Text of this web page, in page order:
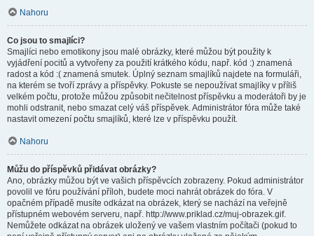
Nahoru
Co jsou to smajlíci?
Smajlíci nebo emotikony jsou malé obrázky, které můžou být použity k
vyjádření pocitů a vytvořeny za použití krátkého kódu, např. kód :) znamená
radost a kód :( znamená smutek. Úplný seznam smajlíků najdete na formuláři,
na kterém se tvoří zprávy a příspěvky. Pokuste se nepoužívat smajlíky v příliš
velkém počtu, protože můžou způsobit nečitelnost příspěvku a moderátoři by je
mohli odstranit, nebo smazat celý váš příspěvek. Administrátor fóra může také
nastavit omezení počtu smajlíků, které lze v příspěvku použít.
Nahoru
Můžu do příspěvků přidávat obrázky?
Ano, obrázky můžou být ve vašich příspěvcích zobrazeny. Pokud administrátor
povolil ve fóru používání příloh, budete moci nahrát obrázek do fóra. V
opačném případě musíte odkázat na obrázek, který se nachází na veřejně
přístupném webovém serveru, např. http://www.priklad.cz/muj-obrazek.gif.
Nemůžete odkázat na obrázek uložený ve vašem vlastním počítači (pokud to